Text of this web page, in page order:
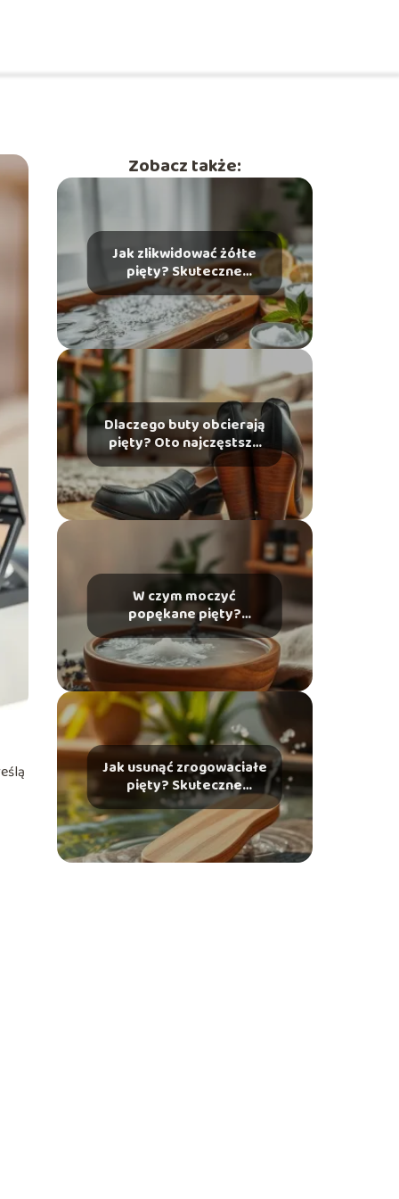
Zobacz także:
Jak zlikwidować żółte
pięty? Skuteczne
domowe sposoby na
problem
Dlaczego buty obcierają
pięty? Oto najczęstsze
przyczyny i rozwiązania
W czym moczyć
popękane pięty?
Skuteczne domowe
sposoby na ulgę
Jak usunąć zrogowaciałe
pięty? Skuteczne
metody i porady